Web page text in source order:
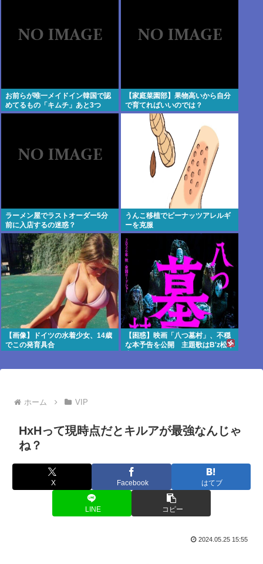
お前らが唯一メイドイン韓国で認
めてるもの「キムチ」あと3つ
は？
【家庭菜園部】果物高いから自分
で育てればいいのでは？
ラーメン屋でラストオーダー5分
前に入店するの迷惑？
うんこ移植でピーナッツアレルギ
ーを克服
【画像】ドイツの水着少女、14歳
でこの発育具合
【困惑】映画「八つ墓村」、不穏
な本予告を公開 主題歌はB'z松本
ホーム VIP
HxHって現時点だとキルアが最強なんじゃ
ね？
X Facebook はてブ
LINE コピー
2024.05.25 15:55